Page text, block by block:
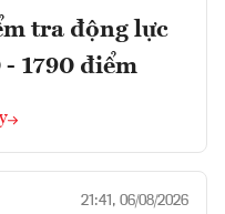
tra động lực
1790 điểm
21:41, 06/08/2026